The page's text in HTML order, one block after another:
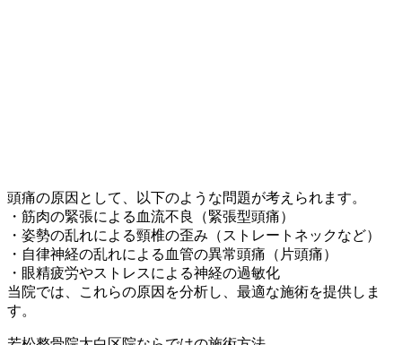
頭痛の原因として、以下のような問題が考えられます。
・筋肉の緊張による血流不良（緊張型頭痛）
・姿勢の乱れによる頸椎の歪み（ストレートネックなど）
・自律神経の乱れによる血管の異常頭痛（片頭痛）
・眼精疲労やストレスによる神経の過敏化
当院では、これらの原因を分析し、最適な施術を提供しま
す。